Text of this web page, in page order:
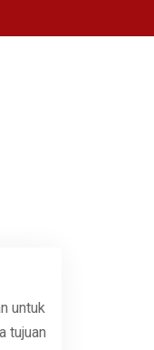
untuk
tujuan